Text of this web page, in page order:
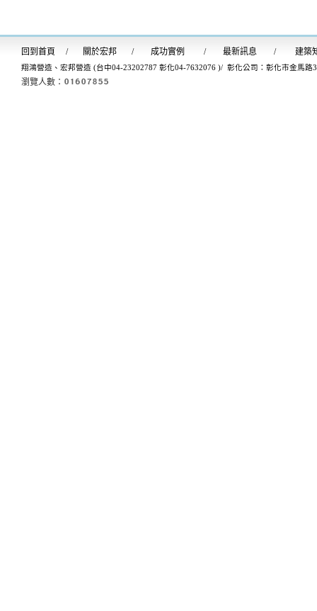
回到首頁 / 關於宏邦 / 成功實例 / 最新訊息 / 建築
翔鴻營造、宏邦營造 (台中04-23202787 彰化04-7632076 )/ 彰化公司：彰化市金馬路
瀏覽人數：